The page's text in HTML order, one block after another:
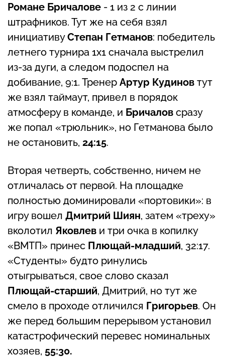
Романе Бричалове - 1 из 2 с линии
штрафников. Тут же на себя взял
инициативуСтепан Гетманов: победитель
летнего турнира 1х1 сначала выстрелил
из-за дуги, а следом подоспел на
добивание, 9:1. Тренер Артур Кудинов тут
же взял таймаут, привел в порядок
атмосферу в команде, и Бричалов сразу
же попал «трюльник», но Гетманова было
не остановить, 24:15.
Вторая четверть, собственно, ничем не
отличалась от первой. На площадке
полностью доминировали «портовики»: в
игру вошел Дмитрий Шиян, затем «треху»
вколотил Яковлев и три очка в копилку
«ВМТП» принес Плющай-младший, 32:17.
«Студенты» будто ринулись
отыгрываться, свое слово сказал
Плющай-старший, Дмитрий, но тут же
смело в проходе отличился Григорьев. Он
же перед большим перерывом установил
катастрофический перевес номинальных
хозяев, 55:30.